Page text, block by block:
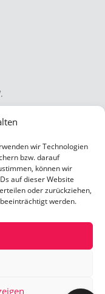
wir Technologien
bzw. darauf
können wir
auf dieser Website
oder zurückziehen,
werden.